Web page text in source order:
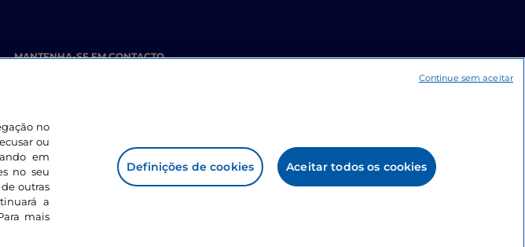
MANTENHA-SE EM CONTACTO
no
ou
em
no seu
outras
a
mais
Definições de cookies Aceitar todos os cookies
Continue sem aceitar